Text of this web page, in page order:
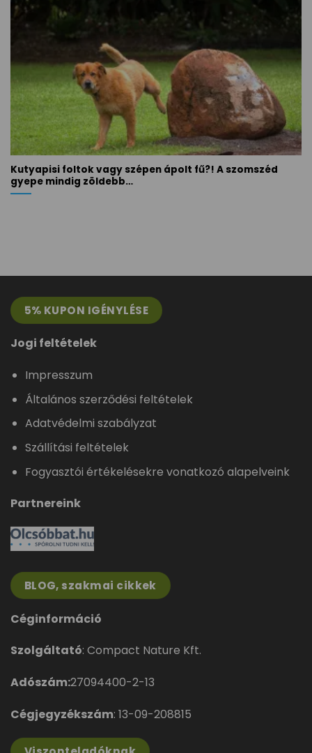
Kutyapisi foltok vagy szépen ápolt fű?! A szomszéd
gyepe mindig zöldebb…
5% KUPON IGÉNYLÉSE
Jogi feltételek
Impresszum
Általános szerződési feltételek
Adatvédelmi szabályzat
Szállítási feltételek
Fogyasztói értékelésekre vonatkozó alapelveink
Partnereink
BLOG, szakmai cikkek
Céginformáció
Szolgáltató: Compact Nature Kft.
Adószám:27094400-2-13
Cégjegyzékszám: 13-09-208815